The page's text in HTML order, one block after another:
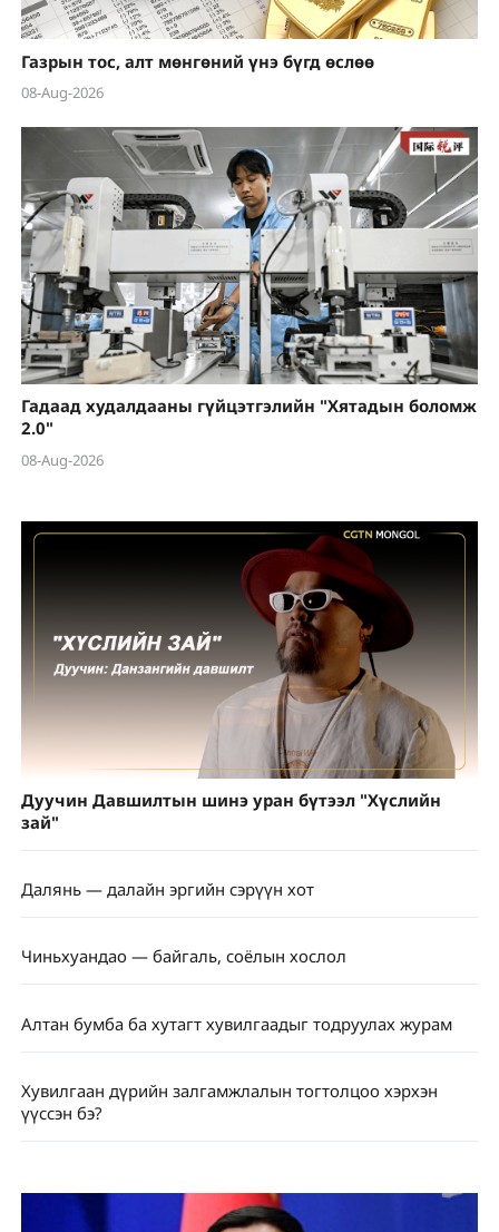
Газрын тос, алт мөнгөний үнэ бүгд өслөө
08-Aug-2026
Гадаад худалдааны гүйцэтгэлийн "Хятадын боломж
2.0"
08-Aug-2026
Дуучин Давшилтын шинэ уран бүтээл "Хүслийн
зай"
Далянь — далайн эргийн сэрүүн хот
Чиньхуандао — байгаль, соёлын хослол
Алтан бумба ба хутагт хувилгаадыг тодруулах журам
Хувилгаан дүрийн залгамжлалын тогтолцоо хэрхэн
үүссэн бэ?